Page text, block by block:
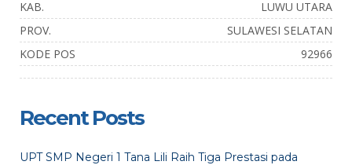
KAB.
LUWU UTARA
PROV.
SULAWESI SELATAN
KODE POS
92966
Recent Posts
UPT SMP Negeri 1 Tana Lili Raih Tiga Prestasi pada